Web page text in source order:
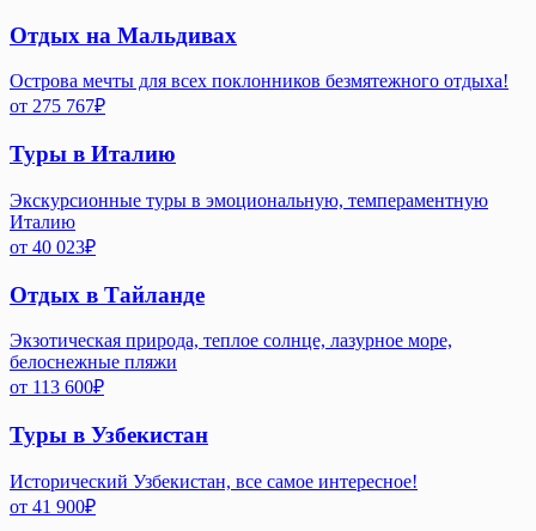
Отдых на Мальдивах
Острова мечты для всех поклонников безмятежного отдыха!
от 275 767₽
Туры в Италию
Экскурсионные туры в эмоциональную, темпераментную
Италию
от 40 023₽
Отдых в Тайланде
Экзотическая природа, теплое солнце, лазурное море,
белоснежные пляжи
от 113 600₽
Туры в Узбекистан
Исторический Узбекистан, все самое интересное!
от 41 900₽